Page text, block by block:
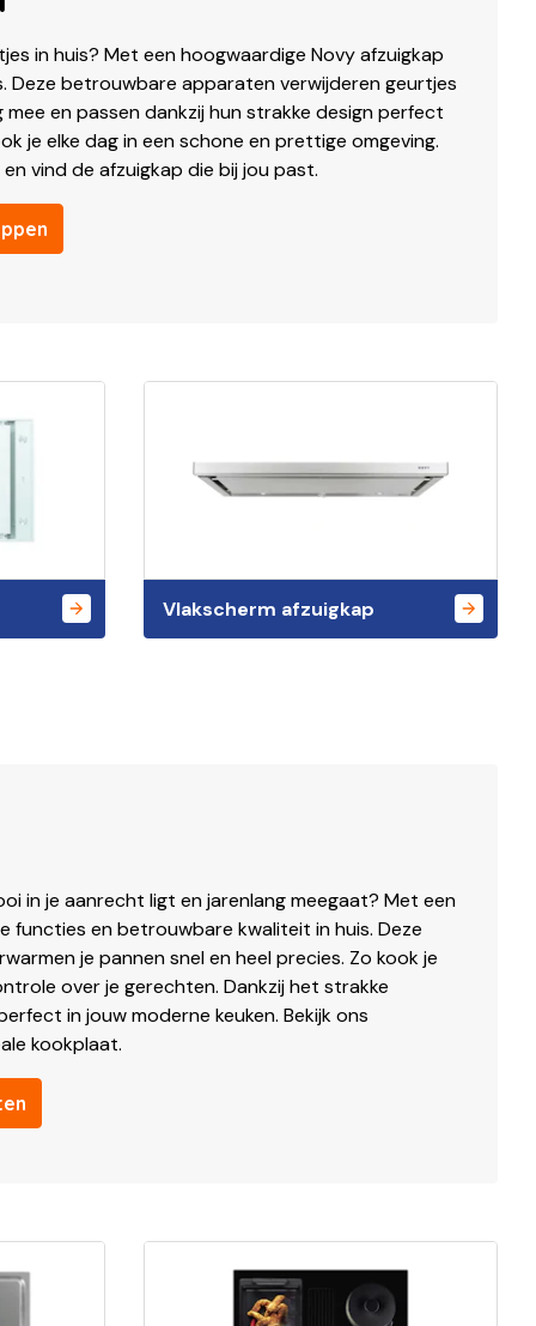
in huis? Met een hoogwaardige Novy afzuigkap
Deze betrouwbare apparaten verwijderen geurtjes
mee en passen dankzij hun strakke design perfect
je elke dag in een schone en prettige omgeving.
vind de afzuigkap die bij jou past.
Vlakscherm afzuigkap
in je aanrecht ligt en jarenlang meegaat? Met een
functies en betrouwbare kwaliteit in huis. Deze
je pannen snel en heel precies. Zo kook je
over je gerechten. Dankzij het strakke
in jouw moderne keuken. Bekijk ons
kookplaat.